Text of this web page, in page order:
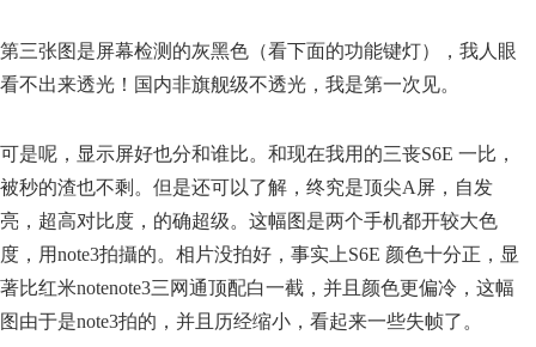
第三张图是屏幕检测的灰黑色（看下面的功能键灯），我人眼
看不出来透光！国内非旗舰级不透光，我是第一次见。
可是呢，显示屏好也分和谁比。和现在我用的三丧S6E 一比，
被秒的渣也不剩。但是还可以了解，终究是顶尖A屏，自发
亮，超高对比度，的确超级。这幅图是两个手机都开较大色
度，用note3拍攝的。相片没拍好，事实上S6E 颜色十分正，显
著比红米notenote3三网通顶配白一截，并且颜色更偏冷，这幅
图由于是note3拍的，并且历经缩小，看起来一些失帧了。